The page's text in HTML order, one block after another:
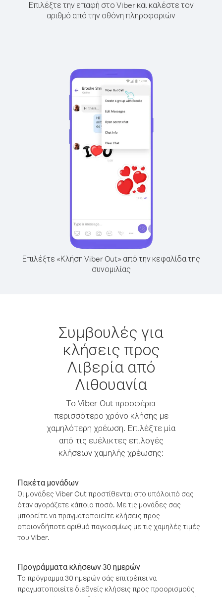
Επιλέξτε την επαφή στο Viber και καλέστε τον
αριθμό από την οθόνη πληροφοριών
Επιλέξτε «Κλήση Viber Out» από την κεφαλίδα της
συνομιλίας
Συμβουλές για
κλήσεις προς
Λιβερία από
Λιθουανία
Το Viber Out προσφέρει
περισσότερο χρόνο κλήσης με
χαμηλότερη χρέωση. Επιλέξτε μία
από τις ευέλικτες επιλογές
κλήσεων χαμηλής χρέωσης:
Πακέτα μονάδων
Οι μονάδες Viber Out προστίθενται στο υπόλοιπό σας
όταν αγοράζετε κάποιο ποσό. Με τις μονάδες σας
μπορείτε να πραγματοποιείτε κλήσεις προς
οποιονδήποτε αριθμό παγκοσμίως με τις χαμηλές τιμές
του Viber.
Προγράμματα κλήσεων 30 ημερών
Το πρόγραμμα 30 ημερών σάς επιτρέπει να
πραγματοποιείτε διεθνείς κλήσεις προς προορισμούς